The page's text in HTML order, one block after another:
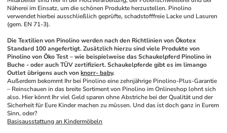
Näherei im Einsatz, um die schönen Produkte herzustellen. Pinolino
verwendet hierbei ausschließlich geprüfte, schadstofffreie Lacke und Lasuren
(gem. EN 71-3).
Die Textilien von Pinolino werden nach den Richtlinien von Ökotex
Standard 100 angefertigt. Zusätzlich hierzu sind viele Produkte von
Pinolino von Öko Test – wie beispielweise das Schaukelpferd Pinolino in
Buche - oder auch TÜV zertifiziert. Schaukelpferde gibt es im limango
Outlet übrigens auch von knorr- baby.
Außerdem bekommt Ihr bei Pinolino eine zehnjährige Pinolino-Plus-Garantie
– Reinschauen in das breite Sortiment von Pinolino im Onlineshop lohnt sich
also. Hier könnt Ihr viel Geld sparen ohne Abstriche bei der Qualität und der
Sicherheit für Eure Kinder machen zu müssen. Und das ist doch ganz in Eurem
Sinn, oder?
Basisausstattung an Kindermöbeln